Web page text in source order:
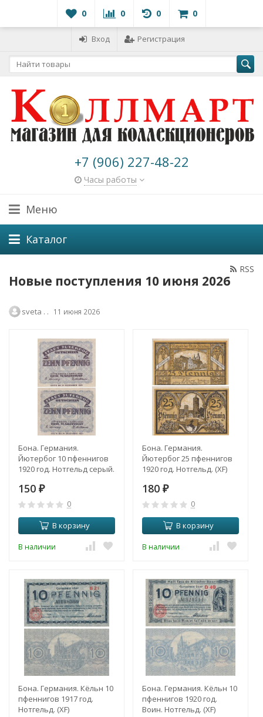
0 0 0 0
Вход Регистрация
+7 (906) 227-48-22
Часы работы
Меню
Каталог
RSS
Новые поступления 10 июня 2026
sveta . . 11 июня 2026
Бона. Германия.
Йютербог 10 пфеннигов
1920 год. Нотгельд серый.
150 ₽
0
В корзину
В наличии
Бона. Германия.
Йютербог 25 пфеннигов
1920 год. Нотгельд. (XF)
180 ₽
0
В корзину
В наличии
Бона. Германия. Кёльн 10
пфеннигов 1917 год.
Нотгельд. (XF)
Бона. Германия. Кёльн 10
пфеннигов 1920 год.
Воин. Нотгельд. (XF)